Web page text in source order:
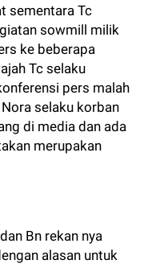
sementara Tc
sowmill milik
ke beberapa
Tc selaku
pers malah
selaku korban
di media dan ada
merupakan
Bn rekan nya
alasan untuk